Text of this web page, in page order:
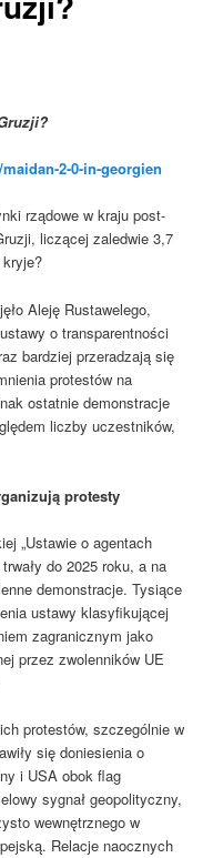
2-0-in-georgien
rządowe w kraju post-
liczącej zaledwie 3,7
Aleję Rustawelego,
o transparentności
bardziej przeradzają się
protestów na
ostatnie demonstracje
liczby uczestników,
protesty
„Ustawie o agentach
do ​​2025 roku, a na
demonstracje. Tysiące
ustawy klasyfikującej
zagranicznym jako
przez zwolenników UE
protestów, szczególnie w
się doniesienia o
i USA obok flag
sygnał geopolityczny,
wewnętrznego w
Relacje naocznych